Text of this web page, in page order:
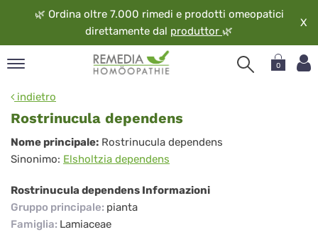
🌿 Ordina oltre 7.000 rimedi e prodotti omeopatici
direttamente dal produttor 🌿
X
0
indietro
Rostrinucula dependens
Rostrinucula
dependens
Nome principale: Rostrinucula dependens
Sinonimo: Elsholtzia dependens
Rostrinucula dependens Informazioni
Gruppo principale: pianta
Famiglia: Lamiaceae